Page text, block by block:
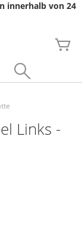
innerhalb von 24
Links -